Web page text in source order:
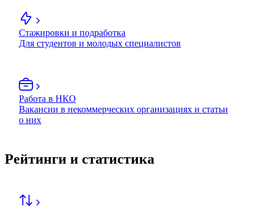
Стажировки и подработка
Для студентов и молодых специалистов
Работа в НКО
Вакансии в некоммерческих организациях и статьи
о них
Рейтинги и статистика